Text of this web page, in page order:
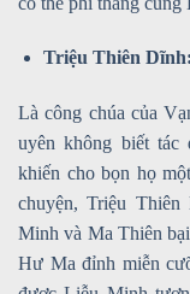
Triệu Thiên Dĩnh:
Là công chúa của
uyên không biết tác
khiến cho bọn họ
chuyện, Triệu
Minh và Ma Thiên
Hư Ma đỉnh miễn